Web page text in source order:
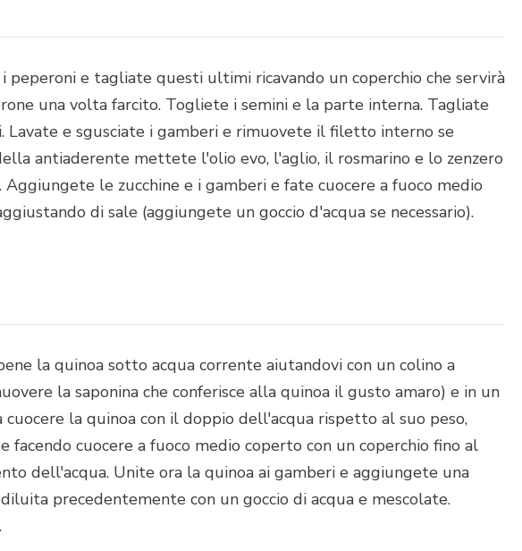
i peperoni e tagliate questi ultimi ricavando un coperchio che servirà
una volta farcito. Togliete i semini e la parte interna. Tagliate
Lavate e sgusciate i gamberi e rimuovete il filetto interno se
antiaderente mettete l'olio evo, l'aglio, il rosmarino e lo zenzero
Aggiungete le zucchine e i gamberi e fate cuocere a fuoco medio
di sale (aggiungete un goccio d'acqua se necessario).
la quinoa sotto acqua corrente aiutandovi con un colino a
la saponina che conferisce alla quinoa il gusto amaro) e in un
la quinoa con il doppio dell'acqua rispetto al suo peso,
facendo cuocere a fuoco medio coperto con un coperchio fino al
dell'acqua. Unite ora la quinoa ai gamberi e aggiungete una
precedentemente con un goccio di acqua e mescolate.